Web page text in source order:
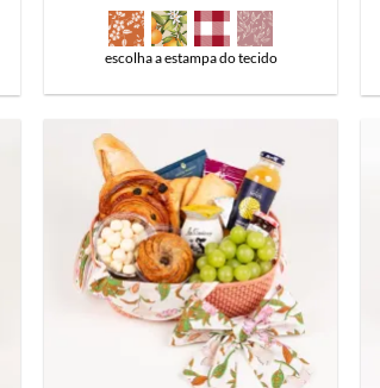
escolha a estampa do tecido